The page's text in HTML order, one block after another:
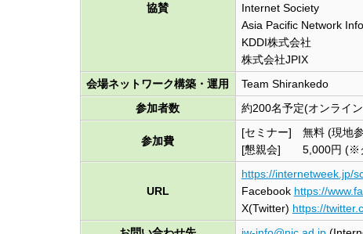
協賛
Internet Society
Asia Pacific Network
KDDI株式会社
株式会社JPIX
会場ネットワーク構築・運用
Team Shirankedo
参加者数
約200名予定(オンライ
参加費
[セミナー] 無料 (現地
[懇親会] 5,000円 (※
URL
https://internetweek.jp/
Facebook https://
X(Twitter) https://